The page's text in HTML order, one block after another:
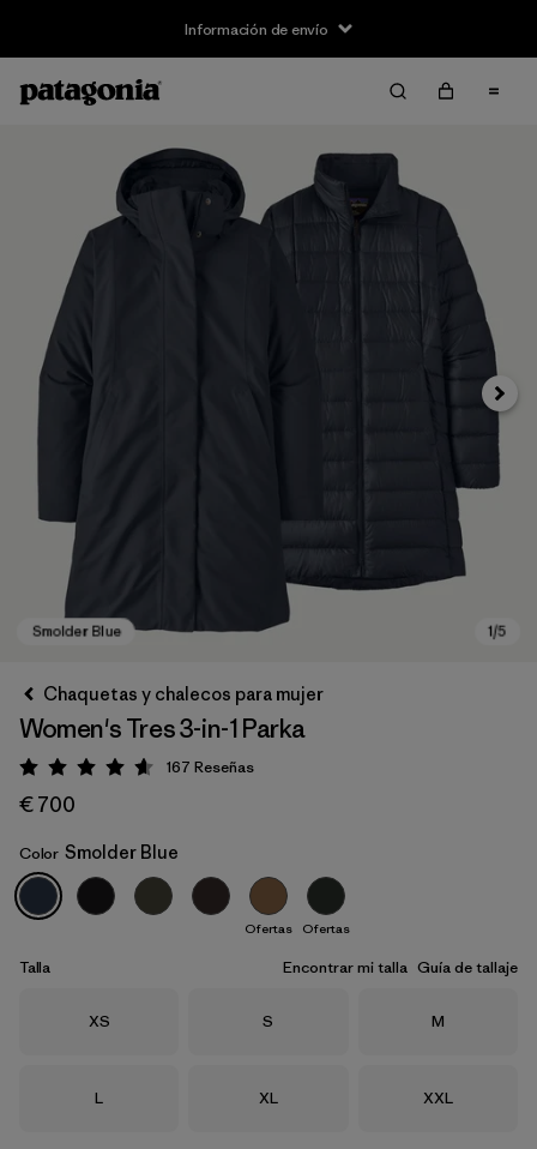
Información de envío
Smolder Blue
Chaquetas y chalecos para mujer
Women's Tres 3-in-1 Parka
Puntuación: 4.6 / 5
167 Reseñas
€ 700
Color Smolder Blue
Ofertas Ofertas
Talla Encontrar mi talla Guía de tallaje
Talla
XS Talla
S Talla
M
Talla
L Talla
XL Talla
XXL